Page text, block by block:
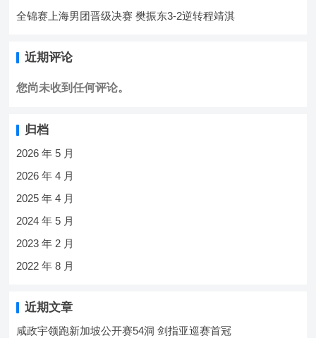
全锦赛上海男团晋级决赛 樊振东3-2逆转程靖淇
近期评论
您尚未收到任何评论。
归档
2026 年 5 月
2026 年 4 月
2025 年 4 月
2024 年 5 月
2023 年 2 月
2022 年 8 月
近期文章
咸政宇领跑新加坡公开赛54洞 剑指亚巡赛首冠